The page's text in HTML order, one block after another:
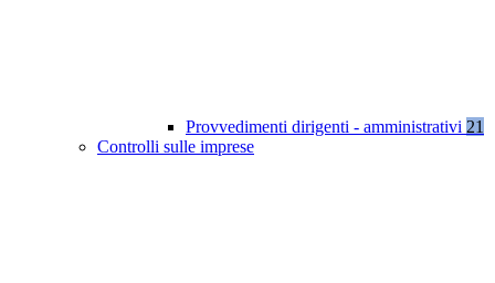
Provvedimenti dirigenti - amministrativi 21
Controlli sulle imprese